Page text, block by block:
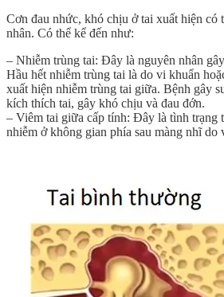
Cơn đau nhức, khó chịu ở tai xuất hiện có
nhân. Có thể kể đến như:
– Nhiễm trùng tai: Đây là nguyên nhân
Hầu hết nhiễm trùng tai là do vi khuẩn
xuất hiện nhiễm trùng tai giữa. Bệnh gây
kích thích tai, gây khó chịu và đau đớn.
– Viêm tai giữa cấp tính: Đây là tình trạng
nhiễm ở không gian phía sau màng nhĩ do